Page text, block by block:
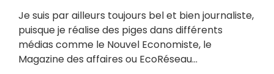
Je suis par ailleurs toujours bel et bien journaliste,
puisque je réalise des piges dans différents
médias comme le Nouvel Economiste, le
Magazine des affaires ou EcoRéseau…